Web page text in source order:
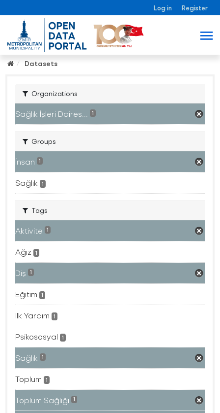
Log in Register
Datasets
Organizations
Sağlık İşleri Daires... 1
Groups
İnsan 1
Sağlık 1
Tags
Aktivite 1
Ağız 1
Diş 1
Eğitim 1
Ilk Yardım 1
Psikososyal 1
Sağlık 1
Toplum 1
Toplum Sağlığı 1